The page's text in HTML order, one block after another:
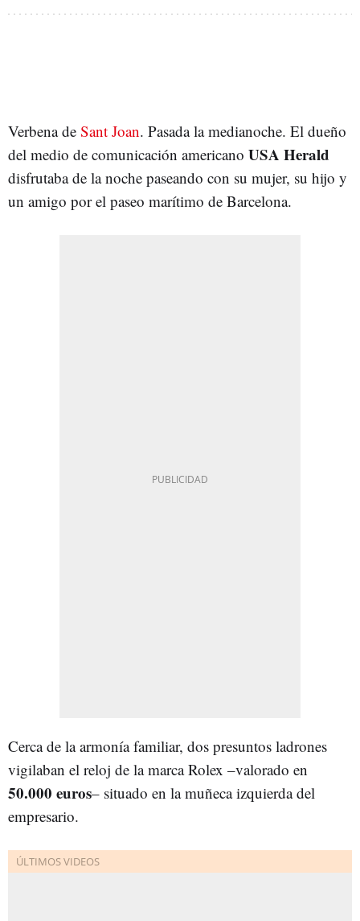
Verbena de Sant Joan. Pasada la medianoche. El dueño
del medio de comunicación americano USA Herald
disfrutaba de la noche paseando con su mujer, su hijo y
un amigo por el paseo marítimo de Barcelona.
Cerca de la armonía familiar, dos presuntos ladrones
vigilaban el reloj de la marca Rolex –valorado en
50.000 euros– situado en la muñeca izquierda del
empresario.